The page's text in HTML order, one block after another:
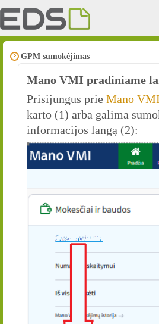
GPM sumokėjimas
Mano VMI pradiniame
Prisijungus prie Mano VMI
karto (1) arba galima
informacijos langą (2):